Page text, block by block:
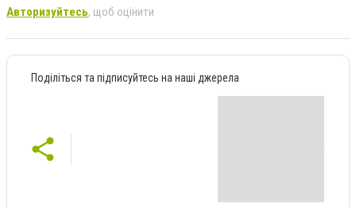
Авторизуйтесь, щоб оцінити
Поділіться та підписуйтесь на наші джерела